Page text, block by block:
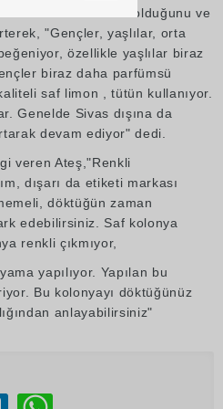
farklı farklı zevkleri olduğunu ve
"Gençler, yaşlılar, orta
özellikle yaşlılar biraz
biraz daha parfümsü
saf limon , tütün kullanıyor.
Genelde Sivas dışına da
devam ediyor" dedi.
veren Ateş,"Renkli
dışarı da etiketi markası
döktüğün zaman
edebilirsiniz. Saf kolonya
renkli çıkmıyor,
yapılıyor. Yapılan bu
Bu kolonyayı döktüğünüz
anlayabilirsiniz"